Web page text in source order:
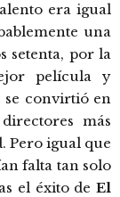
era igual
una
setenta, por la
película y
convirtió en
más
Pero igual que
falta tan solo
el éxito de El